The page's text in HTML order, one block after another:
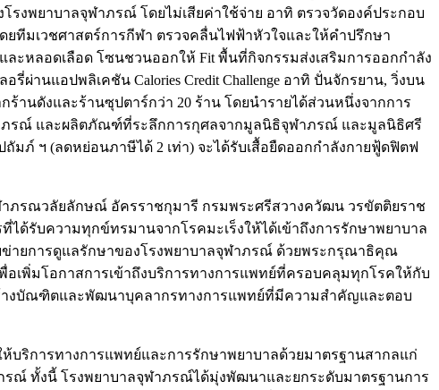
งพยาบาลจุฬาภรณ์ โดยไม่เสียค่าใช้จ่าย อาทิ ตรวจวัดองค์ประกอบ
ทีมเวชศาสตร์การกีฬา ตรวจคลื่นไฟฟ้าหัวใจและให้คำปรึกษา
ะหลอดเลือด โซนชวนออกให้ Fit พื้นที่กิจกรรมส่งเสริมการออกกำลัง
านแอปพลิเคชัน Calories Credit Challenge อาทิ ปั่นจักรยาน, วิ่งบน
านดังและร้านซุปตาร์กว่า 20 ร้าน โดยนำรายได้ส่วนหนึ่งจากการ
รณ์ และผลิตภัณฑ์ที่ระลึกการกุศลจากมูลนิธิจุฬาภรณ์ และมูลนิธิศรี
ภ์ ฯ (ลดหย่อนภาษีได้ 2 เท่า) จะได้รับเสื้อยืดออกกำลังกายฟู้ดฟิตฟ
าภรณวลัยลักษณ์ อัครราชกุมารี กรมพระศรีสวางควัฒน วรขัตติยราช
ได้รับความทุกข์ทรมานจากโรคมะเร็งให้ได้เข้าถึงการรักษาพยาบาล
ายการดูแลรักษาของโรงพยาบาลจุฬาภรณ์ ด้วยพระกรุณาธิคุณ
อเพิ่มโอกาสการเข้าถึงบริการทางการแพทย์ที่ครอบคลุมทุกโรคให้กับ
ร้างบัณฑิตและพัฒนาบุคลากรทางการแพทย์ที่มีความสำคัญและตอบ
ริการทางการแพทย์และการรักษาพยาบาลด้วยมาตรฐานสากลแก่
ณ์ ทั้งนี้ โรงพยาบาลจุฬาภรณ์ได้มุ่งพัฒนาและยกระดับมาตรฐานการ